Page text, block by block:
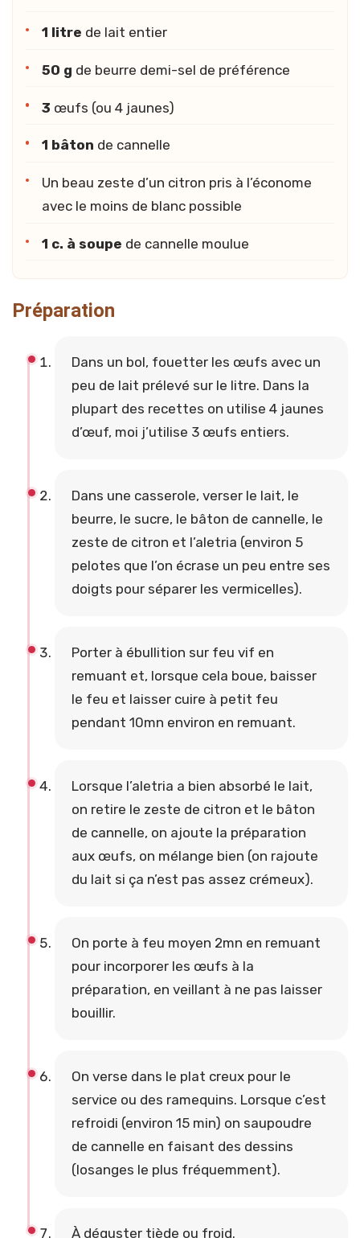
1 litre de lait entier
50 g de beurre demi-sel de préférence
3 œufs (ou 4 jaunes)
1 bâton de cannelle
Un beau zeste d’un citron pris à l’économe
avec le moins de blanc possible
1 c. à soupe de cannelle moulue
Préparation
Dans un bol, fouetter les œufs avec un
peu de lait prélevé sur le litre. Dans la
plupart des recettes on utilise 4 jaunes
d’œuf, moi j’utilise 3 œufs entiers.
Dans une casserole, verser le lait, le
beurre, le sucre, le bâton de cannelle, le
zeste de citron et l’aletria (environ 5
pelotes que l’on écrase un peu entre ses
doigts pour séparer les vermicelles).
Porter à ébullition sur feu vif en
remuant et, lorsque cela boue, baisser
le feu et laisser cuire à petit feu
pendant 10mn environ en remuant.
Lorsque l’aletria a bien absorbé le lait,
on retire le zeste de citron et le bâton
de cannelle, on ajoute la préparation
aux œufs, on mélange bien (on rajoute
du lait si ça n’est pas assez crémeux).
On porte à feu moyen 2mn en remuant
pour incorporer les œufs à la
préparation, en veillant à ne pas laisser
bouillir.
On verse dans le plat creux pour le
service ou des ramequins. Lorsque c’est
refroidi (environ 15 min) on saupoudre
de cannelle en faisant des dessins
(losanges le plus fréquemment).
À déguster tiède ou froid.